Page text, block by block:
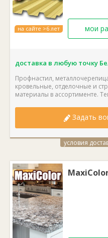
на сайте >6 лет мои
доставка в любую точку
Профнастил,
кровельные, отделочные и
материалы в ассортименте.
Задать
условия